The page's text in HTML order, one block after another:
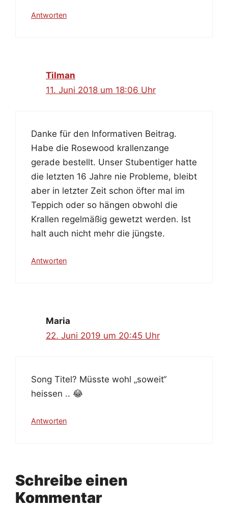
Antworten
Tilman
11. Juni 2018 um 18:06 Uhr
Danke für den Informativen Beitrag.
Habe die Rosewood krallenzange
gerade bestellt. Unser Stubentiger hatte
die letzten 16 Jahre nie Probleme, bleibt
aber in letzter Zeit schon öfter mal im
Teppich oder so hängen obwohl die
Krallen regelmäßig gewetzt werden. Ist
halt auch nicht mehr die jüngste.
Antworten
Maria
22. Juni 2019 um 20:45 Uhr
Song Titel? Müsste wohl „soweit“
heissen .. 😂
Antworten
Schreibe einen
Kommentar